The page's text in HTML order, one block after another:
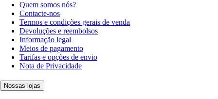
Quem somos nós?
Contacte-nos
Termos e condições gerais de venda
Devoluções e reembolsos
Informação legal
Meios de pagamento
Tarifas e opções de envio
Nota de Privacidade
Nossas lojas